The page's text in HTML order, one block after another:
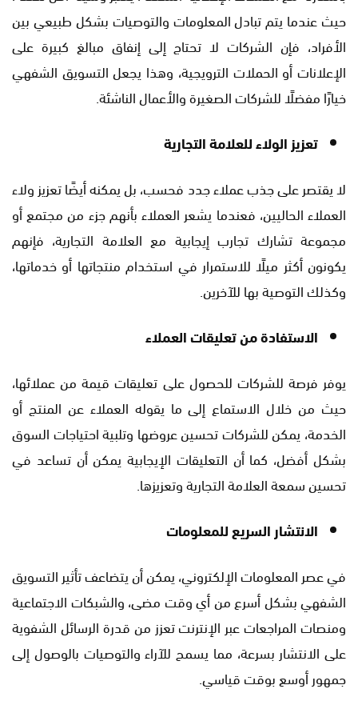
حيث عندما يتم تبادل المعلومات والتوصيات بشكل طبيعي بين
الأفراد، فإن الشركات لا تحتاج إلى إنفاق مبالغ كبيرة على
الإعلانات أو الحملات الترويجية، وهذا يجعل التسويق الشفهي
خيارًا مفضلًا للشركات الصغيرة والأعمال الناشئة.
تعزيز الولاء للعلامة التجارية
لا يقتصر على جذب عملاء جدد فحسب، بل يمكنه أيضًا تعزيز ولاء
العملاء الحاليين، فعندما يشعر العملاء بأنهم جزء من مجتمع أو
مجموعة تشارك تجارب إيجابية مع العلامة التجارية، فإنهم
يكونون أكثر ميلًا للاستمرار في استخدام منتجاتها أو خدماتها،
وكذلك التوصية بها للآخرين.
الاستفادة من تعليقات العملاء
يوفر فرصة للشركات للحصول على تعليقات قيمة من عملائها،
حيث من خلال الاستماع إلى ما يقوله العملاء عن المنتج أو
الخدمة، يمكن للشركات تحسين عروضها وتلبية احتياجات السوق
بشكل أفضل، كما أن التعليقات الإيجابية يمكن أن تساعد في
تحسين سمعة العلامة التجارية وتعزيزها.
الانتشار السريع للمعلومات
في عصر المعلومات الإلكتروني، يمكن أن يتضاعف تأثير التسويق
الشفهي بشكل أسرع من أي وقت مضى، والشبكات الاجتماعية
ومنصات المراجعات عبر الإنترنت تعزز من قدرة الرسائل الشفوية
على الانتشار بسرعة، مما يسمح للآراء والتوصيات بالوصول إلى
جمهور أوسع بوقت قياسي.